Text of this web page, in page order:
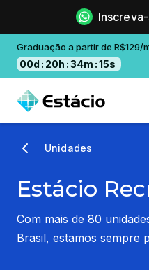
Graduação a partir de
00d : 20h :34m :14s
Unidades
Estácio
Com mais de 80
Brasil, estamos sempre